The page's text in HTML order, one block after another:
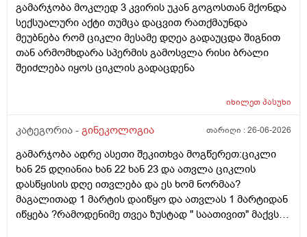
ტკივილის ხან არა, შარდვის შემდეგ ტკივილი და
შებერილობის შეგრძმება...ჩემით ორციპოლი და
ნოშპაც დავლიეე.... რა უნდა ვქნა
გამარჯობა მოკლედ 3 კვირის უკან გოგოსთან მქონდა
სექსუალური აქტი თუმცა დაცვით რათქმაუნდა
მეუბნება რომ ციკლი მესამე დღეა გადაუცდა შიგნით
თან არმომხდარა სპერმის გამოსვლა რისი ბრალი
შეიძლება იყოს ციკლის გადაცდენა
იხილეთპასუხი
კატეგორია - გინეკოლოგია თარიღი :26-06-2026
გამარჯობა ადრე ასეთი შეკითხვა მოგწერეთ:ციკლი
ხან 25 დღიანია ხან 22 ხან 23 და ათვლა ციკლის
დასწყისის დღე ითვლება და ეს ხომ ნორმაა?
მაგალითად 1 მარტის დაიწყო და ათვლას 1 მარტიდან
იწყება ?რამოდენიმე თვეა ზუსტად " საათივით" მაქვს